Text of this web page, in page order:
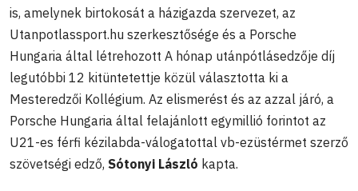
is, amelynek birtokosát a házigazda szervezet, az
Utanpotlassport.hu szerkesztősége és a Porsche
Hungaria által létrehozott A hónap utánpótlásedzője díj
legutóbbi 12 kitüntetettje közül választotta ki a
Mesteredzői Kollégium. Az elismerést és az azzal járó, a
Porsche Hungaria által felajánlott egymillió forintot az
U21-es férfi kézilabda-válogatottal vb-ezüstérmet szerző
szövetségi edző, Sótonyi László kapta.